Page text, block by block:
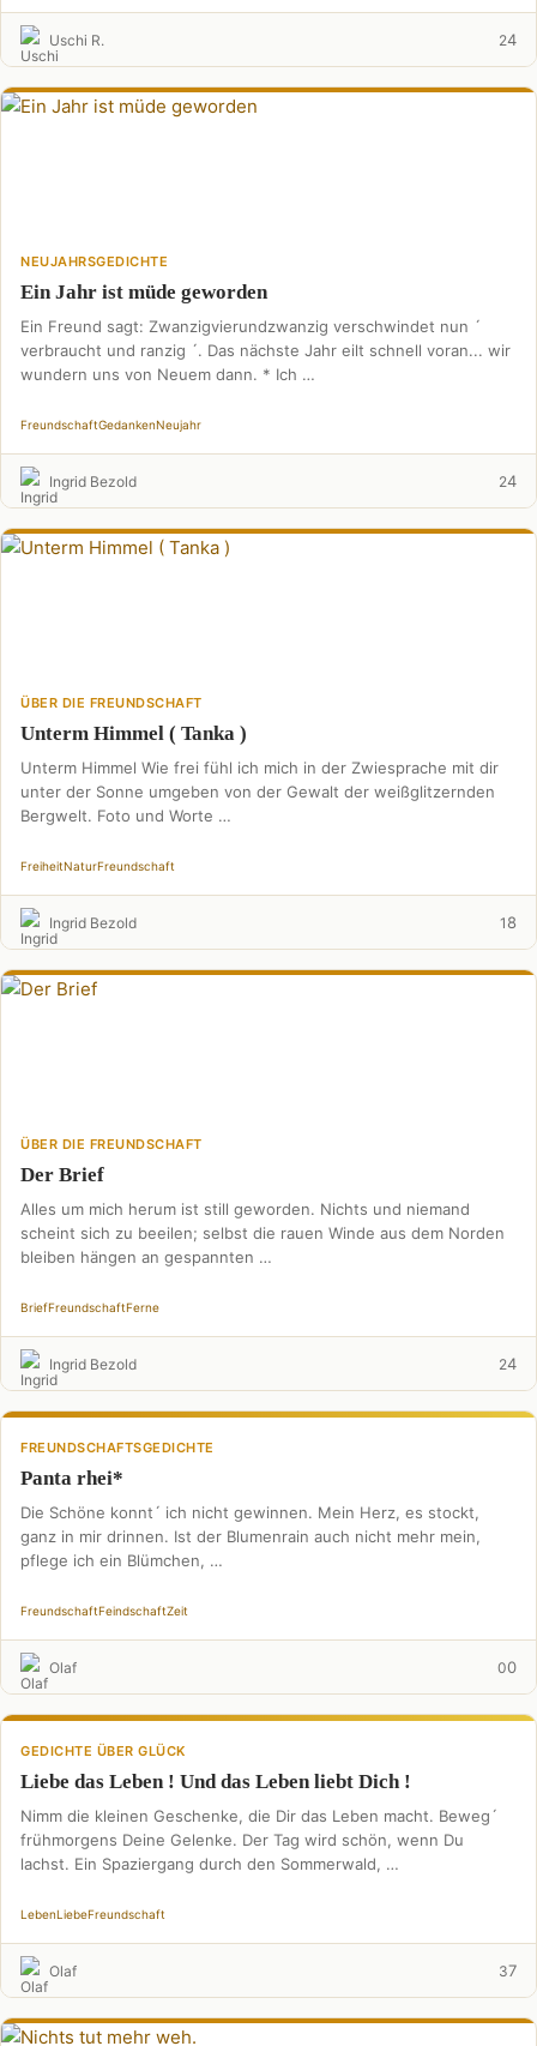
Uschi R. 24
NEUJAHRSGEDICHTE
Ein Jahr ist müde geworden
Ein Freund sagt: Zwanzigvierundzwanzig verschwindet nun ´
verbraucht und ranzig ´. Das nächste Jahr eilt schnell voran... wir
wundern uns von Neuem dann. * Ich …
FreundschaftGedankenNeujahr
Ingrid Bezold 24
ÜBER DIE FREUNDSCHAFT
Unterm Himmel ( Tanka )
Unterm Himmel Wie frei fühl ich mich in der Zwiesprache mit dir
unter der Sonne umgeben von der Gewalt der weißglitzernden
Bergwelt. Foto und Worte …
FreiheitNaturFreundschaft
Ingrid Bezold 18
ÜBER DIE FREUNDSCHAFT
Der Brief
Alles um mich herum ist still geworden. Nichts und niemand
scheint sich zu beeilen; selbst die rauen Winde aus dem Norden
bleiben hängen an gespannten …
BriefFreundschaftFerne
Ingrid Bezold 24
FREUNDSCHAFTSGEDICHTE
Panta rhei*
Die Schöne konnt´ ich nicht gewinnen. Mein Herz, es stockt,
ganz in mir drinnen. Ist der Blumenrain auch nicht mehr mein,
pflege ich ein Blümchen, …
FreundschaftFeindschaftZeit
Olaf 00
GEDICHTE ÜBER GLÜCK
Liebe das Leben ! Und das Leben liebt Dich !
Nimm die kleinen Geschenke, die Dir das Leben macht. Beweg´
frühmorgens Deine Gelenke. Der Tag wird schön, wenn Du
lachst. Ein Spaziergang durch den Sommerwald, …
LebenLiebeFreundschaft
Olaf 37